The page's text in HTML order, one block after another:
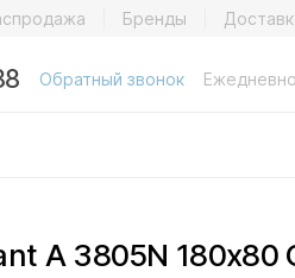
Бренды
Обратный звонок
A 3805N 180x80